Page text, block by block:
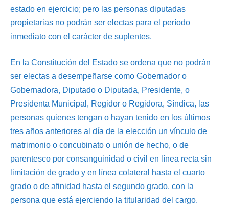
estado en ejercicio; pero las personas diputadas
propietarias no podrán ser electas para el período
inmediato con el carácter de suplentes.
En la Constitución del Estado se ordena que no podrán
ser electas a desempeñarse como Gobernador o
Gobernadora, Diputado o Diputada, Presidente, o
Presidenta Municipal, Regidor o Regidora, Síndica, las
personas quienes tengan o hayan tenido en los últimos
tres años anteriores al día de la elección un vínculo de
matrimonio o concubinato o unión de hecho, o de
parentesco por consanguinidad o civil en línea recta sin
limitación de grado y en línea colateral hasta el cuarto
grado o de afinidad hasta el segundo grado, con la
persona que está ejerciendo la titularidad del cargo.